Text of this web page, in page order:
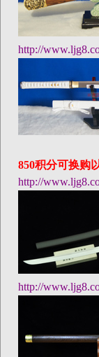
http://
850积分可换购
http://
http://